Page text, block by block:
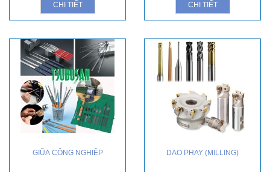
CHI TIẾT CHI TIẾT
GIŨA CÔNG NGHIỆP DAO PHAY (MILLING)